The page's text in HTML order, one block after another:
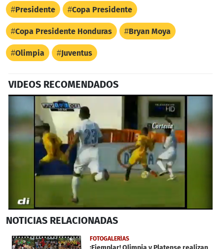
Presidente Copa Presidente
Copa Presidente Honduras Bryan Moya
Olimpia Juventus
VIDEOS RECOMENDADOS
seconds
23
seconds
NOTICIAS RELACIONADAS
FOTOGALERÍAS